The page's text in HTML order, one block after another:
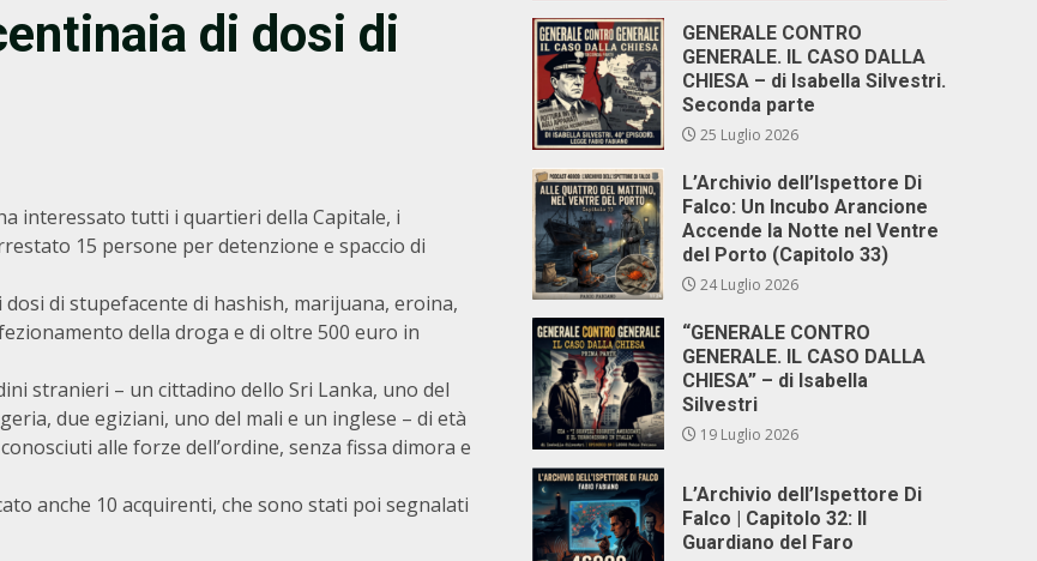
di dosi di
interessato tutti i quartieri della Capitale, i
15 persone per detenzione e spaccio di
di stupefacente di hashish, marijuana, eroina,
della droga e di oltre 500 euro in
stranieri – un cittadino dello Sri Lanka, uno del
due egiziani, uno del mali e un inglese – di età
alle forze dell’ordine, senza fissa dimora e
anche 10 acquirenti, che sono stati poi segnalati
GENERALE CONTRO
GENERALE. IL CASO DALLA
CHIESA – di Isabella Silvestri.
Seconda parte
25 Luglio 2026
L’Archivio dell’Ispettore Di
Falco: Un Incubo Arancione
Accende la Notte nel Ventre
del Porto (Capitolo 33)
24 Luglio 2026
“GENERALE CONTRO
GENERALE. IL CASO DALLA
CHIESA” – di Isabella
Silvestri
19 Luglio 2026
L’Archivio dell’Ispettore Di
Falco | Capitolo 32: Il
Guardiano del Faro